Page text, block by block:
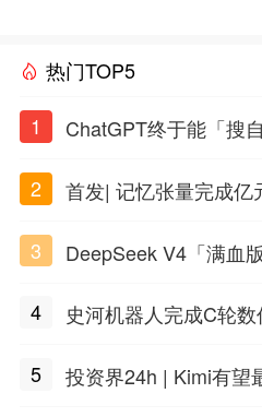
热门TOP5
1
ChatGPT终于能「搜
2
首发| 记忆张量完成亿
3
DeepSeek V4「满血
4
史河机器人完成C轮
5
投资界24h | Kimi有望